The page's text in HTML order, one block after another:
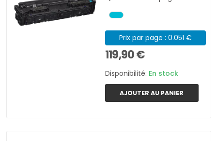
Prix par page : 0.051 €
119,90 €
Disponibilité: En stock
AJOUTER AU PANIER